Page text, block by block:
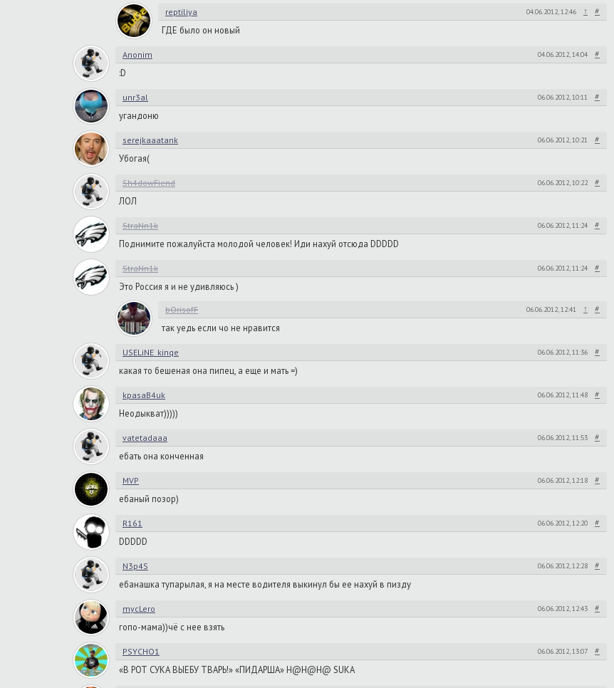
reptiliya 04.06.2012, 12:46 ↑ #
ГДЕ было он новый
Anonim 04.06.2012, 14:04 #
:D
unr3al 06.06.2012, 10:11 #
угандоню
serejkaaatank 06.06.2012, 10:21 #
Убогая(
Sh4dowFiend 06.06.2012, 10:22 #
ЛОЛ
StraNn1k 06.06.2012, 11:24 #
Поднимите пожалуйста молодой человек! Иди нахуй отсюда DDDDD
StraNn1k 06.06.2012, 11:24 #
Это Россия я и не удивляюсь )
bOrisofF 06.06.2012, 12:41 ↑ #
так уедь если чо не нравится
USELiNE_kinqe 06.06.2012, 11:36 #
какая то бешеная она пипец, а еще и мать =)
kpasaB4uk 06.06.2012, 11:48 #
Неодыкват)))))
vatetadaaa 06.06.2012, 11:53 #
ебать она конченная
MVP 06.06.2012, 12:18 #
ебаный позор)
R161 06.06.2012, 12:20 #
DDDDD
N3p4S 06.06.2012, 12:28 #
ебанашка тупарылая, я на месте водителя выкинул бы ее нахуй в пизду
mycLero 06.06.2012, 12:43 #
гопо-мама))чё с нее взять
PSYCHO1 06.06.2012, 13:07 #
«В РОТ СУКА ВЫЕБУ ТВАРЬ!» «ПИДАРША» H@H@H@ SUKA